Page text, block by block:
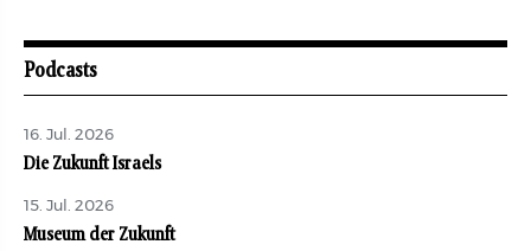
Podcasts
16. Jul. 2026
Die Zukunft Israels
15. Jul. 2026
Museum der Zukunft